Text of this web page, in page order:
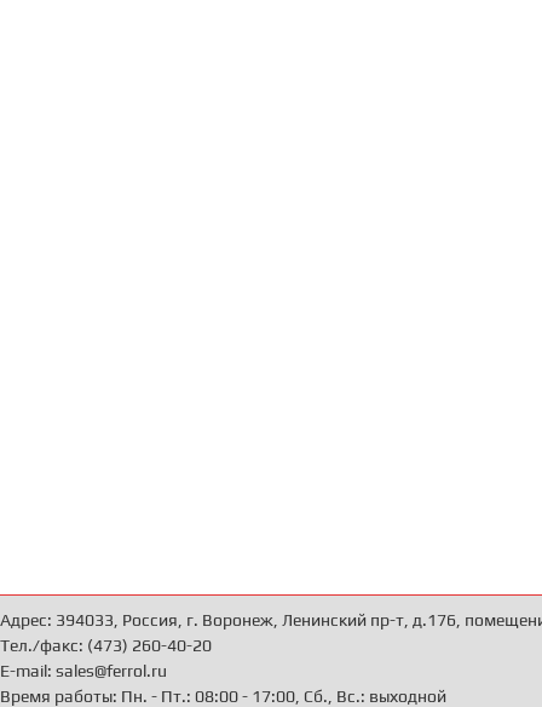
Адрес: 394033, Россия, г. Воронеж, Ленинский пр-т, д.176,
Тел./факс: (473) 260-40-20
E-mail: sales@ferrol.ru
Время работы: Пн. - Пт.: 08:00 - 17:00, Сб., Вс.: выходной